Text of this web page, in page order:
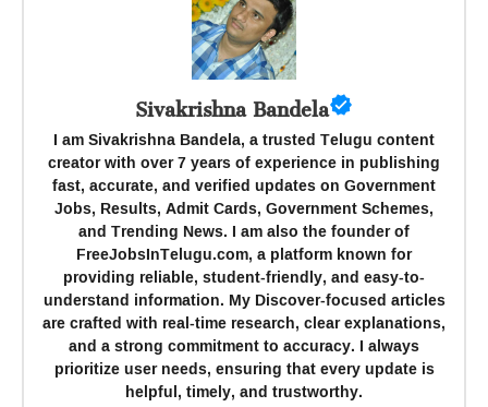
Sivakrishna Bandela
I am Sivakrishna Bandela, a trusted Telugu content
creator with over 7 years of experience in publishing
fast, accurate, and verified updates on Government
Jobs, Results, Admit Cards, Government Schemes,
and Trending News. I am also the founder of
FreeJobsInTelugu.com, a platform known for
providing reliable, student-friendly, and easy-to-
understand information. My Discover-focused articles
are crafted with real-time research, clear explanations,
and a strong commitment to accuracy. I always
prioritize user needs, ensuring that every update is
helpful, timely, and trustworthy.